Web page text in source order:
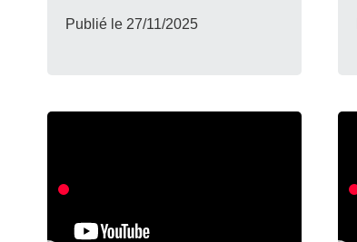
Publié le 27/11/2025